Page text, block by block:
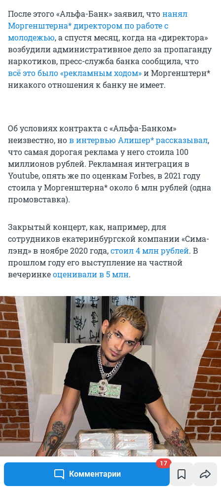
Комментарии
17
После этого «Альфа-Банк» заявил, чтонанял
Моргенштерна* директором по работе с
молодежью, а спустя месяц, когда на «директора»
возбудили административное дело за пропаганду
наркотиков, пресс-служба банка сообщила, что
всёэто было «рекламным ходом»и Моргенштерн*
никакого отношения к банку не имеет.
Об условиях контракта с «Альфа-Банком»
неизвестно, нов интервью Алишер* рассказывал,
что самая дорогая реклама у него стоила 100
миллионов рублей. Рекламная интеграция в
Youtube, опять же по оценкам Forbes, в 2021 году
стоила у Моргенштерна* около 6 млн рублей (одна
промовставка).
Закрытый концерт, как, например, для
сотрудников екатеринбургской компании «Сима-
лэнд» в ноябре 2020 года,стоил 4 млн рублей. В
прошлом году его выступление на частной
вечеринкеоценивали в 5 млн.